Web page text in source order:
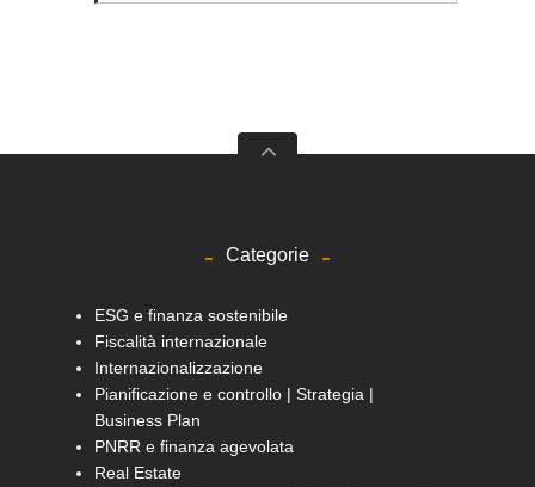
Categorie
ESG e finanza sostenibile
Fiscalità internazionale
Internazionalizzazione
Pianificazione e controllo | Strategia |
Business Plan
PNRR e finanza agevolata
Real Estate